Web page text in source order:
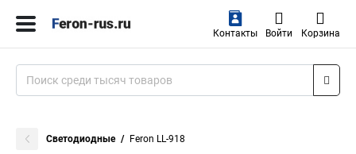
Контакты Войти Корзина
Светодиодные Feron LL-918